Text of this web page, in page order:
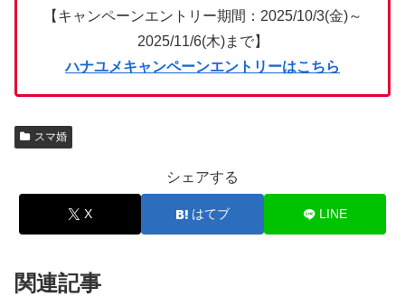
【キャンペーンエントリー期間：2025/10/3(金)～
2025/11/6(木)まで】
ハナユメキャンペーンエントリーはこちら
スマ婚
シェアする
X はてブ LINE
関連記事